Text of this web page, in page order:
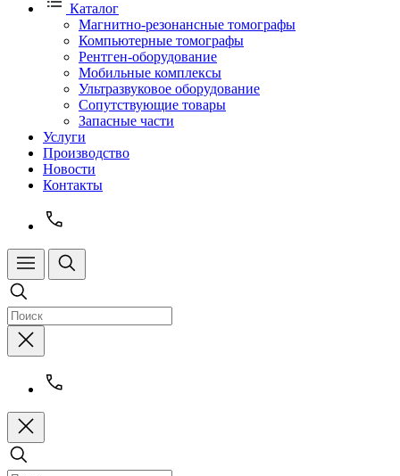
Каталог
Магнитно-резонансные томографы
Компьютерные томографы
Рентген-оборудование
Мобильные комплексы
Ультразвуковое оборудование
Сопутствующие товары
Запасные части
Услуги
Производство
Новости
Контакты